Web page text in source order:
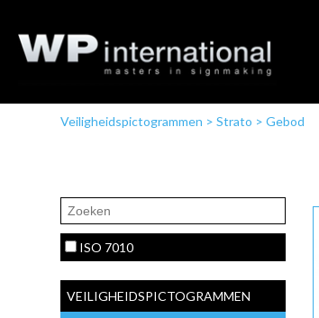
Veiligheidspictogrammen >Strato >Gebod
ISO 7010
VEILIGHEIDSPICTOGRAMMEN